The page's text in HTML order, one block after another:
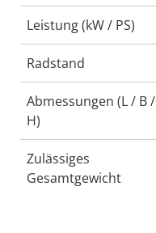
Leistung (kW / PS)
Radstand
Abmessungen (L / B /
H)
Zulässiges
Gesamtgewicht